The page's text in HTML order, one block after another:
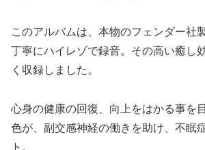
このアルバムは、本物のフェンダー社
丁寧にハイレゾで録音。その高い癒し
く収録しました。
心身の健康の回復、向上をはかる事を
色が、副交感神経の働きを助け、不眠
ト。